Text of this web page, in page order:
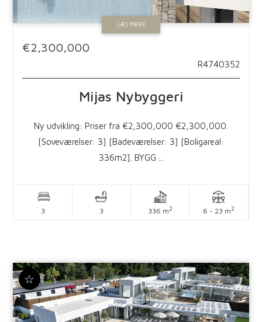
LÆS MERE
€2,300,000
R4740352
Mijas Nybyggeri
Ny udvikling: Priser fra €2,300,000 €2,300,000.
[Soveværelser: 3] [Badeværelser: 3] [Boligareal:
336m2]. BYGG ...
3 3 336 m2 6 - 23 m2
☆